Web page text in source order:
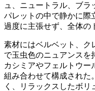
ュ、ニュートラル、ブ
パレットの中で静かに際
過度に主張せず、全体の
素材にはベルベット、ク
で玉虫色のニュアンスを
カシミアやフェルトウー
組み合わせて構成された
く、リラックスしたボ